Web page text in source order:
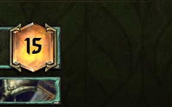
15